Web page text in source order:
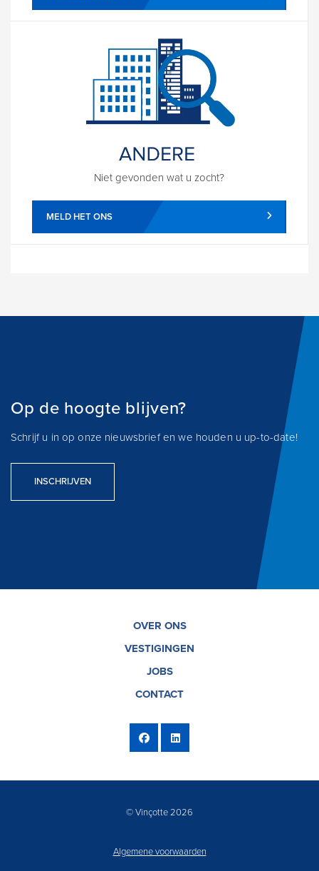
Niet gevonden wat u zocht?
MELD HET ONS
Op de hoogte blijven?
Schrijf u in op onze nieuwsbrief en we houden u up-to-date!
INSCHRIJVEN
OVER ONS
VESTIGINGEN
JOBS
CONTACT
© Vinçotte 2026
Algemene voorwaarden